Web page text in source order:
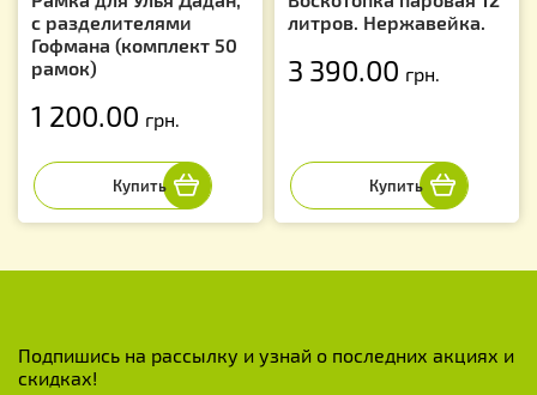
с разделителями
Гофмана (комплект 50
рамок)
1 200.00 грн.
литров. Нержавейка.
3 390.00 грн.
Подпишись на рассылку и узнай о последних акциях и
скидках!